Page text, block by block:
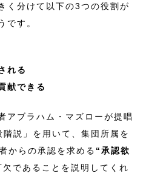
く分けて以下の3つの役割が
です。
れる
献できる
アブラハム・マズローが提唱
説」を用いて、集団所属を
からの承認を求める “承認欲
であることを説明してくれ